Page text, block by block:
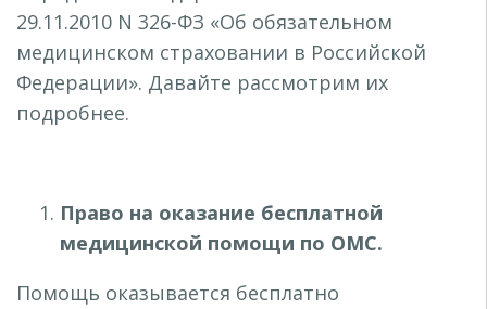
29.11.2010 N 326-ФЗ «Об обязательном
медицинском страховании в Российской
Федерации». Давайте рассмотрим их
подробнее.
Право на оказание бесплатной
медицинской помощи по ОМС.
Помощь оказывается бесплатно